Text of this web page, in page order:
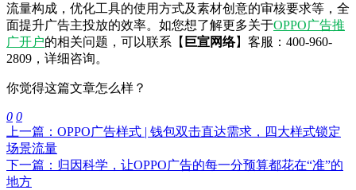
流量构成，优化工具的使用方式及素材创意的审核要求等，全
面提升广告主投放的效率。如您想了解更多关于OPPO广告推
广开户的相关问题，可以联系【 巨宣网络】客服：400-960-
2809，详细咨询。
你觉得这篇文章怎么样？
0 0
上一篇：OPPO广告样式 | 钱包双击直达需求，四大样式锁定
场景流量
下一篇：归因科学，让OPPO广告的每一分预算都花在“准”的
地方